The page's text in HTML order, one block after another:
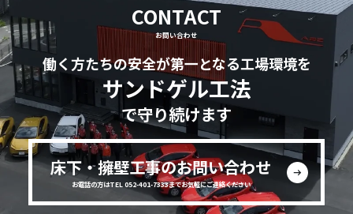
CONTACT
お問い合わせ
働く方たちの安全が第一となる工場環境を
サンドゲル工法
で守り続けます
床下・擁壁工事のお問い合わせ
お電話の方はTEL 052-401-7333までお気軽にご連絡ください